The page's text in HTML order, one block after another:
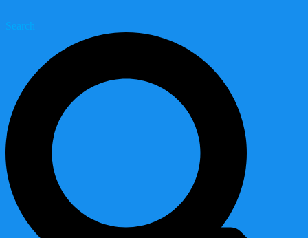
Search